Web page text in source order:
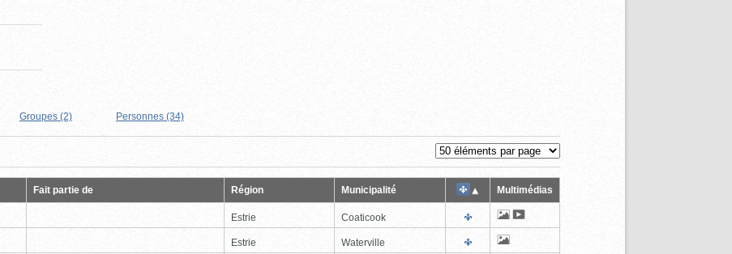
Groupes (2) Personnes (34)
Fait partie de Région Municipalité Multimédias
Estrie Coaticook
Estrie Waterville